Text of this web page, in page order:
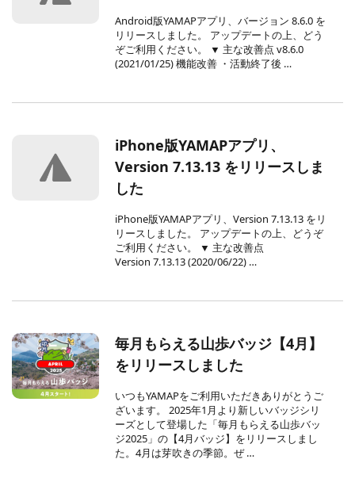
Android版YAMAPアプリ、バージョン 8.6.0 を
リリースしました。 アップデートの上、どう
ぞご利用ください。 ▼ 主な改善点 v8.6.0
(2021/01/25) 機能改善 ・活動終了後 …
iPhone版YAMAPアプリ、
Version 7.13.13 をリリースしま
した
iPhone版YAMAPアプリ、Version 7.13.13 をリ
リースしました。 アップデートの上、どうぞ
ご利用ください。 ▼ 主な改善点
Version 7.13.13 (2020/06/22) …
毎月もらえる山歩バッジ【4月】
をリリースしました
いつもYAMAPをご利用いただきありがとうご
ざいます。 2025年1月より新しいバッジシリ
ーズとして登場した「毎月もらえる山歩バッ
ジ2025」の【4月バッジ】をリリースしまし
た。4月は芽吹きの季節。ぜ …